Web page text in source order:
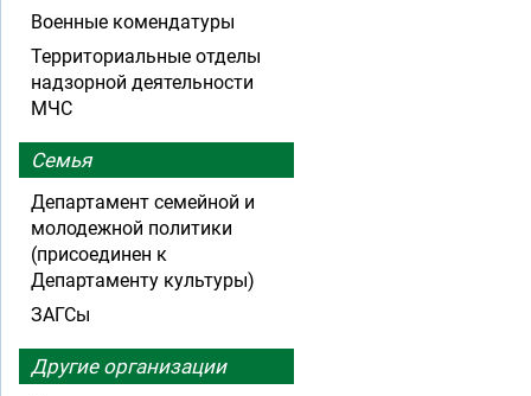
Военные комендатуры
Территориальные отделы
надзорной деятельности
МЧС
Семья
Департамент семейной и
молодежной политики
(присоединен к
Департаменту культуры)
ЗАГСы
Другие организации